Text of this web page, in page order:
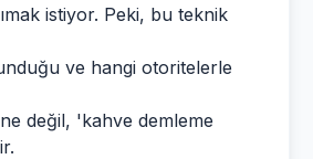
istiyor. Peki, bu teknik
ve hangi otoritelerle
değil, 'kahve demleme